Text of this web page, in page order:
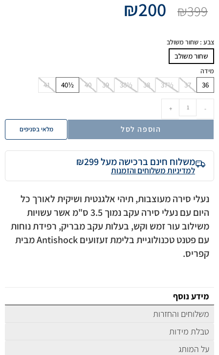
₪399
₪200
צבע : שחור משולב
שחור משולב
מידה
36
37
37½
38
38½
39
40
40½
41
-
+
הוספה לסל מלאי בסניפים
משלוח חינם ברכישה מעל ₪299
למדיניות משלוחים והזמנות
נעלי סירה מעוצבות, תיהי אלגנטית ושיקית לאורך כל
היום עם נעלי סירה עקב נמוך 3.5 ס"מ אשר עשויות
משילוב עור זמש וקש, בעלות עקב מבריק, רפידת נוחות
עם פטנט טכנולוגיית בלימת זעזועים Antishock מבית
קפריס.
מידע נוסף
משלוחים והחזרות
טבלת מידות
על המותג